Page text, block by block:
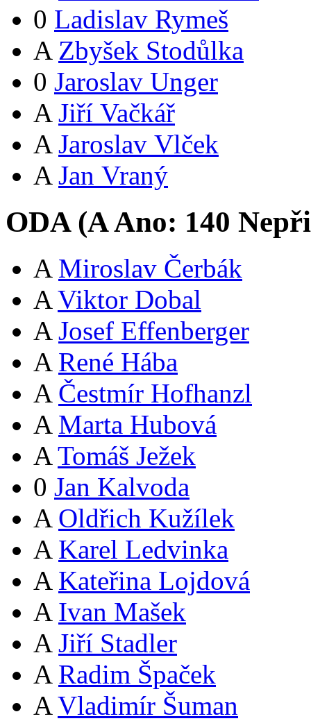
0 Ladislav Rymeš
A Zbyšek Stodůlka
0 Jaroslav Unger
A Jiří Vačkář
A Jaroslav Vlček
A Jan Vraný
ODA (AAno: 140
A Miroslav Čerbák
A Viktor Dobal
A Josef Effenberger
A René Hába
A Čestmír Hofhanzl
A Marta Hubová
A Tomáš Ježek
0 Jan Kalvoda
A Oldřich Kužílek
A Karel Ledvinka
A Kateřina Lojdová
A Ivan Mašek
A Jiří Stadler
A Radim Špaček
A Vladimír Šuman